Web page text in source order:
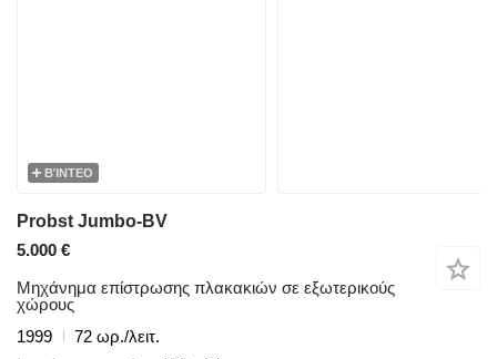
ΒΊΝΤΕΟ
Probst Jumbo-BV
5.000 €
Μηχάνημα επίστρωσης πλακακιών σε εξωτερικούς
χώρους
1999
72 ωρ./λειτ.